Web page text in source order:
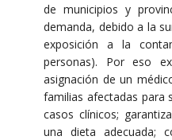
de municipios y
demanda, debido a la
exposición a la
personas). Por eso
asignación de un
familias afectadas para
casos clínicos;
una dieta adecuada;